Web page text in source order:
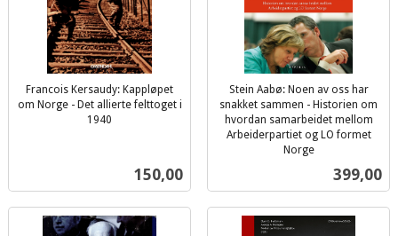
Francois Kersaudy: Kappløpet
om Norge - Det allierte felttoget i
1940
Pris
150,00
Stein Aabø: Noen av oss har
snakket sammen - Historien om
hvordan samarbeidet mellom
Arbeiderpartiet og LO formet
Norge
Pris
399,00